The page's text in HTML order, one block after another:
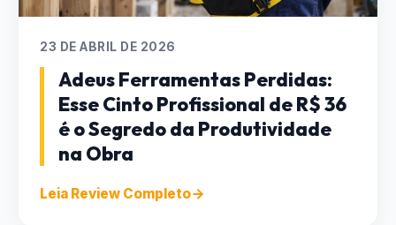
23 DE ABRIL DE 2026
Adeus Ferramentas Perdidas:
Esse Cinto Profissional de R$ 36
é o Segredo da Produtividade
na Obra
Leia Review Completo